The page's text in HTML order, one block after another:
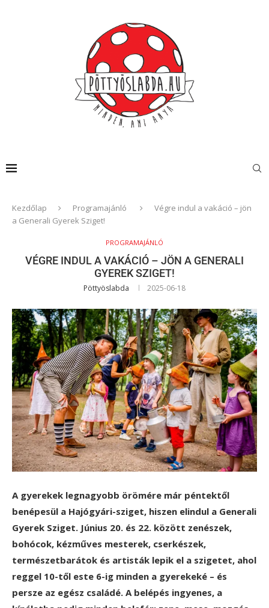
Kezdőlap Programajánló
Végre indul a vakáció – jön
a Generali Gyerek Sziget!
PROGRAMAJÁNLÓ
VÉGRE INDUL A VAKÁCIÓ – JÖN A GENERALI
GYEREK SZIGET!
Pöttyöslabda 2025-06-18
A gyerekek legnagyobb örömére már péntektől
benépesül a Hajógyári-sziget, hiszen elindul a Generali
Gyerek Sziget. Június 20. és 22. között zenészek,
bohócok, kézműves mesterek, cserkészek,
természetbarátok és artisták lepik el a szigetet, ahol
reggel 10-től este 6-ig minden a gyerekeké – és
persze az egész családé. A belépés ingyenes, a